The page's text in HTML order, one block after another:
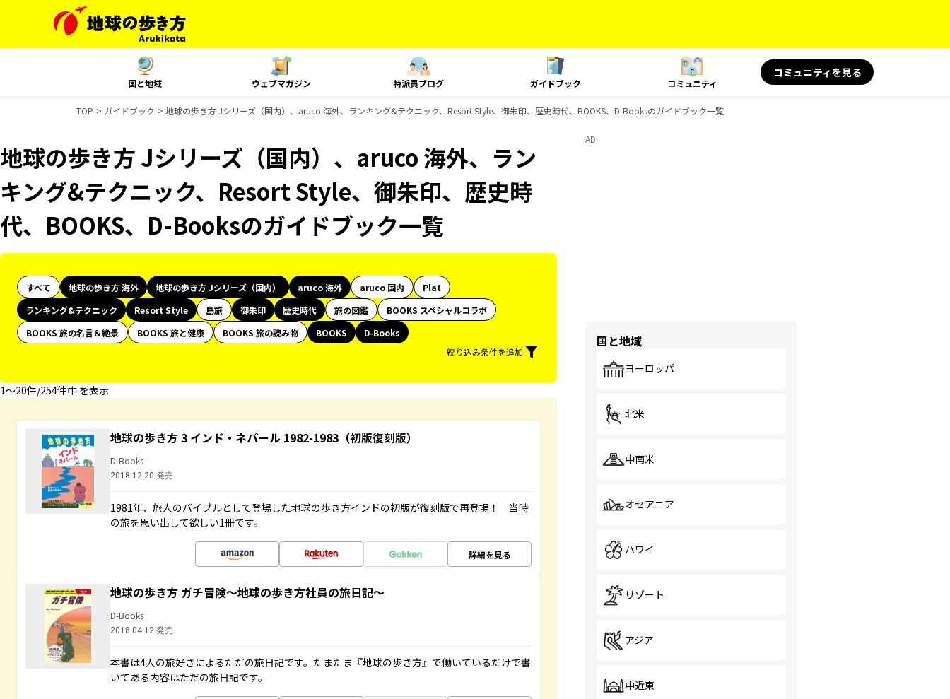
国と地域 ウェブマガジン 特派員ブログ ガイドブック コミュニティ
コミュニティを見る
TOP ガイドブック 地球の歩き方 Jシリーズ（国内）、aruco 海外、ランキング&テクニック、Resort Style、御朱印、歴史時代、BOOKS、D-Booksのガイドブック一覧
地球の歩き方 Jシリーズ（国内）、aruco 海外、ラン
キング&テクニック、Resort Style、御朱印、歴史時
代、BOOKS、D-Booksのガイドブック一覧
すべて 地球の歩き方 海外 地球の歩き方 Jシリーズ（国内） aruco 海外 aruco 国内
Plat
ランキング&テクニック
Resort Style 島旅 御朱印 歴史時代 旅の図鑑
BOOKS スペシャルコラボ
BOOKS 旅の名言＆絶景
BOOKS 旅と健康 BOOKS 旅の読み物 BOOKS
D-Books
絞り込み条件を追加
1〜20件/254件中 を表示
地球の歩き方 3 インド・ネパール 1982-1983（初版復刻版）
D-Books
2018.12.20 発売
1981年、旅人のバイブルとして登場した地球の歩き方インドの初版が復刻版で再登場！ 当時
の旅を思い出して欲しい1冊です。
詳細を見る
地球の歩き方 ガチ冒険～地球の歩き方社員の旅日記～
D-Books
2018.04.12 発売
本書は4人の旅好きによるただの旅日記です。たまたま『地球の歩き方』で働いているだけで書
いてある内容はただの旅日記です。
AD
国と地域
ヨーロッパ
北米
中南米
オセアニア
ハワイ
リゾート
アジア
中近東